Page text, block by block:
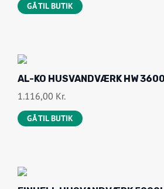
GÅ TIL BUTIK
AL-KO HUSVANDVÆRK HW
1.116,00 Kr.
GÅ TIL BUTIK